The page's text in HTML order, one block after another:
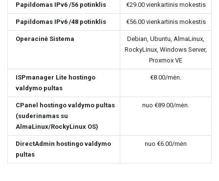
Papildomas IPv6 /56 potinklis €29.00vienkartinis mokestis
Papildomas IPv6 /48 potinklis €56.00vienkartinis mokestis
Operacinė Sistema
Debian, Ubuntu, AlmaLinux,
RockyLinux, Windows Server,
Proxmox VE
ISPmanager Lite hostingo
valdymo pultas
€8.00/mėn.
CPanel hostingo valdymo pultas
(suderinamas su
AlmaLinux/RockyLinux OS)
nuo €89.00/mėn.
DirectAdmin hostingo valdymo
pultas
nuo €6.00/mėn